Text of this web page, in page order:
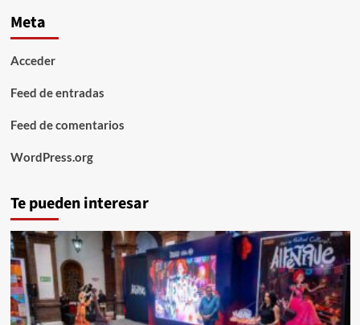
Meta
Acceder
Feed de entradas
Feed de comentarios
WordPress.org
Te pueden interesar